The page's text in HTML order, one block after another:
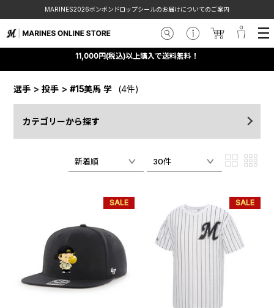
MARINES2026ボンボンドロップシールのお届けについてのご案内
11,000円(税込)以上購入で送料無料！
選手 >投手 >#15美馬 学 (4件)
カテゴリーから探す
新着順 30件
SALE SALE